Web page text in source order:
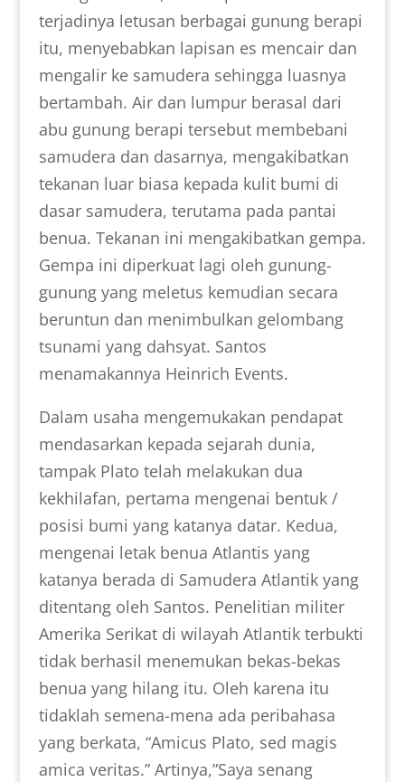
terjadinya letusan berbagai gunung berapi
itu, menyebabkan lapisan es mencair dan
mengalir ke samudera sehingga luasnya
bertambah. Air dan lumpur berasal dari
abu gunung berapi tersebut membebani
samudera dan dasarnya, mengakibatkan
tekanan luar biasa kepada kulit bumi di
dasar samudera, terutama pada pantai
benua. Tekanan ini mengakibatkan gempa.
Gempa ini diperkuat lagi oleh gunung-
gunung yang meletus kemudian secara
beruntun dan menimbulkan gelombang
tsunami yang dahsyat. Santos
menamakannya Heinrich Events.
Dalam usaha mengemukakan pendapat
mendasarkan kepada sejarah dunia,
tampak Plato telah melakukan dua
kekhilafan, pertama mengenai bentuk /
posisi bumi yang katanya datar. Kedua,
mengenai letak benua Atlantis yang
katanya berada di Samudera Atlantik yang
ditentang oleh Santos. Penelitian militer
Amerika Serikat di wilayah Atlantik terbukti
tidak berhasil menemukan bekas-bekas
benua yang hilang itu. Oleh karena itu
tidaklah semena-mena ada peribahasa
yang berkata, “Amicus Plato, sed magis
amica veritas.” Artinya,”Saya senang